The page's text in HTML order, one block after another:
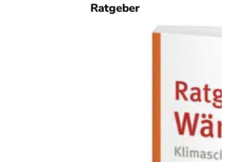
Ratgeber